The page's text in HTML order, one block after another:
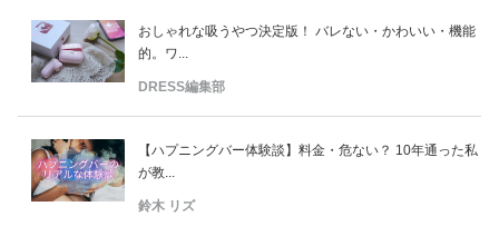
おしゃれな吸うやつ決定版！ バレない・かわいい・機能
的。ワ...
DRESS編集部
【ハプニングバー体験談】料金・危ない？ 10年通った私
が教...
鈴木 リズ